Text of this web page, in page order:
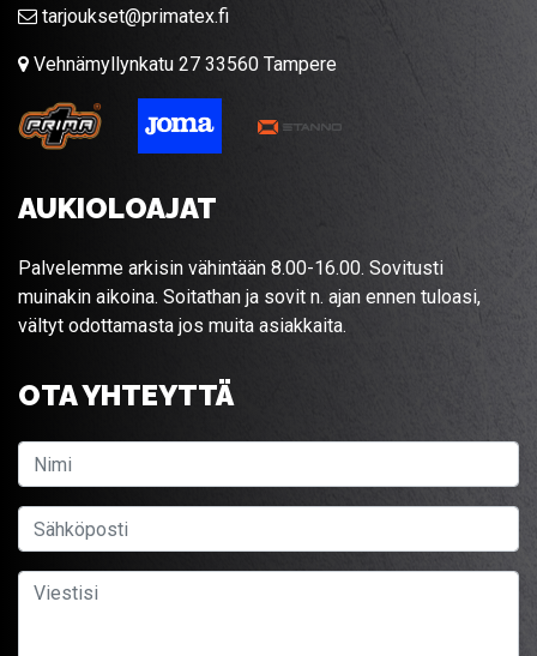
tarjoukset@primatex.fi
Vehnämyllynkatu 27 33560 Tampere
AUKIOLOAJAT
Palvelemme arkisin vähintään 8.00-16.00. Sovitusti
muinakin aikoina. Soitathan ja sovit n. ajan ennen tuloasi,
vältyt odottamasta jos muita asiakkaita.
OTA YHTEYTTÄ